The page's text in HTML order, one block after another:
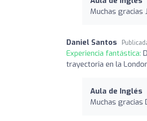
Muchas gracias
Daniel Santos
Experiencia fantástica:
trayectoria en la
Aula de Inglés
Muchas gracias